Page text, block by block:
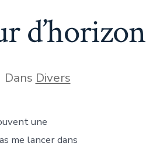
d’horizon
Dans Divers
une
me lancer dans